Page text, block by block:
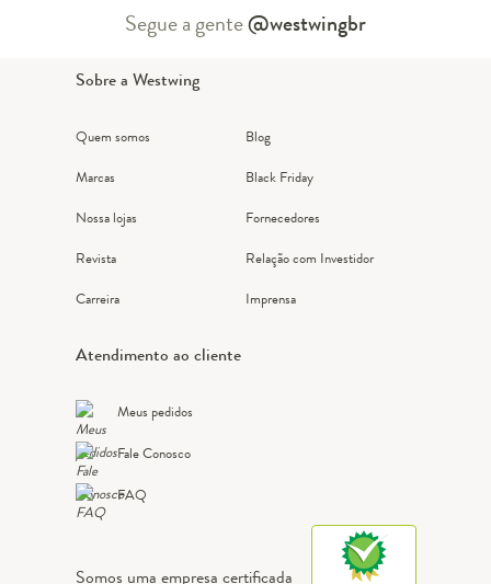
Segue a gente@westwingbr
Sobre a Westwing
Quem somos
Marcas
Nossa lojas
Revista
Carreira
Blog
Black Friday
Fornecedores
Relação com Investidor
Imprensa
Atendimento ao cliente
Meus pedidos
Fale Conosco
FAQ
Somos uma empresa certificada